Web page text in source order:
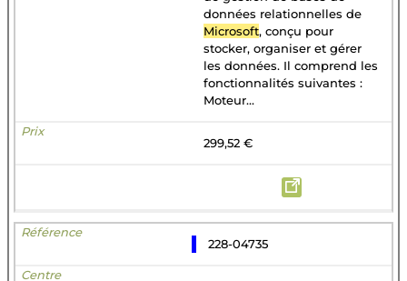
données relationnelles de
Microsoft, conçu pour
stocker, organiser et gérer
les données. Il comprend les
fonctionnalités suivantes :
Moteur...
299,52 €
228-04735